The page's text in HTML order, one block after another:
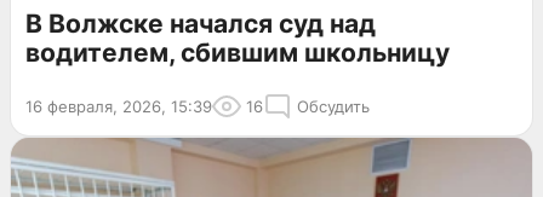
В Волжске начался суд над
водителем, сбившим школьницу
16 февраля, 2026, 15:39 16 Обсудить